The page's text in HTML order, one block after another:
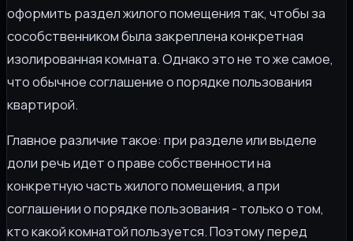
оформить раздел жилого помещения так, чтобы за
сособственником была закреплена конкретная
изолированная комната. Однако это не то же самое,
что обычное соглашение о порядке пользования
квартирой.
Главное различие такое: при разделе или выделе
доли речь идет о праве собственности на
конкретную часть жилого помещения, а при
соглашении о порядке пользования - только о том,
кто какой комнатой пользуется. Поэтому перед